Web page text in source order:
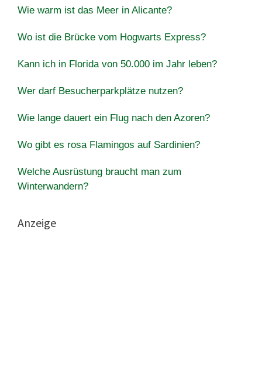
Wie warm ist das Meer in Alicante?
Wo ist die Brücke vom Hogwarts Express?
Kann ich in Florida von 50.000 im Jahr leben?
Wer darf Besucherparkplätze nutzen?
Wie lange dauert ein Flug nach den Azoren?
Wo gibt es rosa Flamingos auf Sardinien?
Welche Ausrüstung braucht man zum
Winterwandern?
Anzeige